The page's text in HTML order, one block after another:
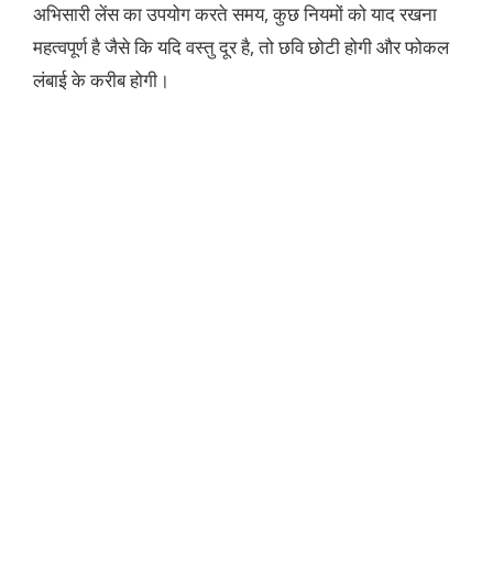
अभिसारी लेंस का उपयोग करते समय, कुछ नियमों को याद रखना
महत्वपूर्ण है जैसे कि यदि वस्तु दूर है, तो छवि छोटी होगी और फोकल
लंबाई के करीब होगी।